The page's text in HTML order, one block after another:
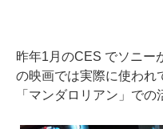
昨年1月のCES でソニー
の映画では実際に使われ
「マンダロリアン」での